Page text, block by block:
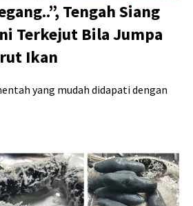
Tengah Siang
Terkejut Bila Jumpa
Ikan
yang mudah didapati dengan